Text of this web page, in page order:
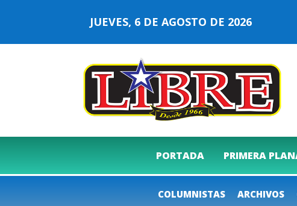
JUEVES, 6 DE AGOSTO DE 2026
PORTADA PRIMERA
COLUMNISTAS ARCHIVOS